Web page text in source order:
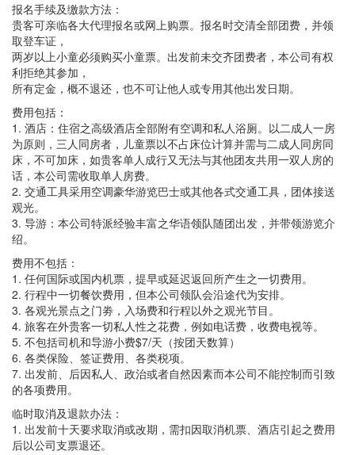
报名手续及缴款方法：
贵客可亲临各大代理报名或网上购票。报名时交清全部团费，并领
取登车证，
两岁以上小童必须购买小童票。出发前未交齐团费者，本公司有权
利拒绝其参加，
所有定金，概不退还，也不可让他人或专用其他出发日期。
费用包括：
1. 酒店：住宿之高级酒店全部附有空调和私人浴厕。以二成人一房
为原则，三人同房者，儿童票以不占床位计算并需与二成人同房同
床，不可加床，如贵客单人成行又无法与其他团友共用一双人房的
话，本公司需收取单人房费。
2. 交通工具采用空调豪华游览巴士或其他各式交通工具，团体接送
观光。
3. 导游：本公司特派经验丰富之华语领队随团出发，并带领游览介
绍。
费用不包括：
1. 任何国际或国内机票，提早或延迟返回所产生之一切费用。
2. 行程中一切餐饮费用，但本公司领队会沿途代为安排。
3. 各观光景点之门劵，入场费和行程以外之观光节目。
4. 旅客在外贵客一切私人性之花费，例如电话费，收费电视等。
5. 不包括司机和导游小费$7/天（按团天数算）
6. 各类保险、签证费用、各类税项。
7. 出发前、后因私人、政治或者自然因素而本公司不能控制而引致
的各项费用。
临时取消及退款办法：
1. 出发前十天要求取消或改期，需扣因取消机票、酒店引起之费用
后以公司支票退还。